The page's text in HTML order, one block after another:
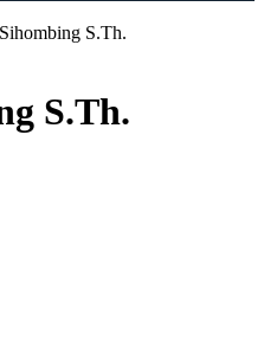
S.Th.
S.Th.